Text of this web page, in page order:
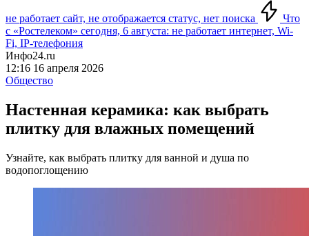
не работает сайт, не отображается статус, нет поиска
Что
с «Ростелеком» сегодня, 6 августа: не работает интернет, Wi-
Fi, IP-телефония
Инфо24.ru
12:16 16 апреля 2026
Общество
Настенная керамика: как выбрать
плитку для влажных помещений
Узнайте, как выбрать плитку для ванной и душа по
водопоглощению